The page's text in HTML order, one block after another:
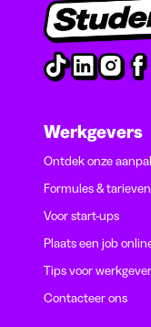
Werkgevers
Ontdek onze
Formules & tarieven
Voor start-ups
Plaats een job
Tips voor
Contacteer ons